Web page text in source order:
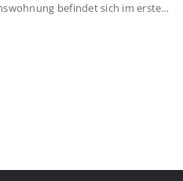
befindet sich im ersten